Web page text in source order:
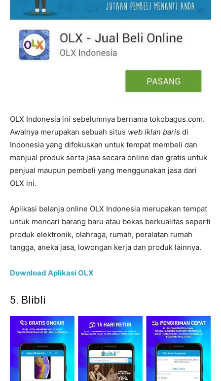
OLX Indonesia ini sebelumnya bernama tokobagus.com.
Awalnya merupakan sebuah situs web iklan baris di
Indonesia yang difokuskan untuk tempat membeli dan
menjual produk serta jasa secara online dan gratis untuk
penjual maupun pembeli yang menggunakan jasa dari
OLX ini.
Aplikasi belanja online OLX Indonesia merupakan tempat
untuk mencari barang baru atau bekas berkualitas seperti
produk elektronik, olahraga, rumah, peralatan rumah
tangga, aneka jasa, lowongan kerja dan produk lainnya.
Download Aplikasi OLX
5. Blibli